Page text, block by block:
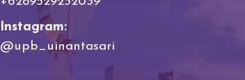
Instagram:
@upb_uinantasari